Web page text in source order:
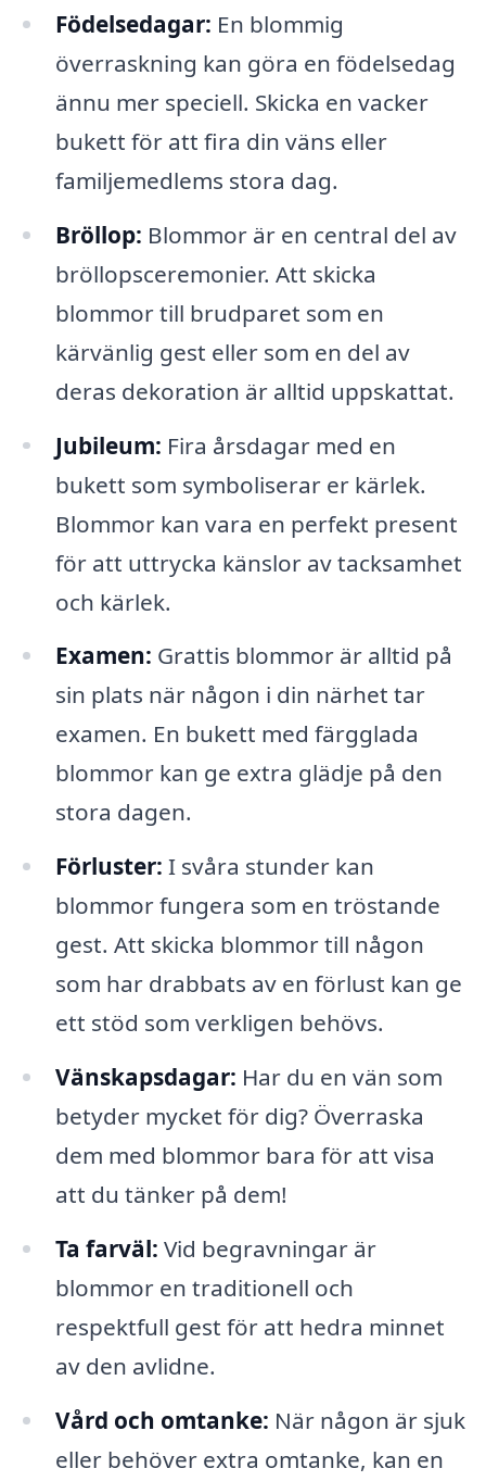
Födelsedagar: En blommig
överraskning kan göra en födelsedag
ännu mer speciell. Skicka en vacker
bukett för att fira din väns eller
familjemedlems stora dag.
Bröllop: Blommor är en central del av
bröllopsceremonier. Att skicka
blommor till brudparet som en
kärvänlig gest eller som en del av
deras dekoration är alltid uppskattat.
Jubileum: Fira årsdagar med en
bukett som symboliserar er kärlek.
Blommor kan vara en perfekt present
för att uttrycka känslor av tacksamhet
och kärlek.
Examen: Grattis blommor är alltid på
sin plats när någon i din närhet tar
examen. En bukett med färgglada
blommor kan ge extra glädje på den
stora dagen.
Förluster: I svåra stunder kan
blommor fungera som en tröstande
gest. Att skicka blommor till någon
som har drabbats av en förlust kan ge
ett stöd som verkligen behövs.
Vänskapsdagar: Har du en vän som
betyder mycket för dig? Överraska
dem med blommor bara för att visa
att du tänker på dem!
Ta farväl: Vid begravningar är
blommor en traditionell och
respektfull gest för att hedra minnet
av den avlidne.
Vård och omtanke: När någon är sjuk
eller behöver extra omtanke, kan en